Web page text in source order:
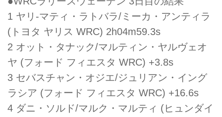
1 ヤリ-マティ・ラトバラ/ミーカ・アンティラ
(トヨタ ヤリス WRC) 2h04m59.3s
2 オット・タナック/マルティン・ヤルヴェオ
ヤ (フォード フィエスタ WRC) +3.8s
3 セバスチャン・オジエ/ジュリアン・イング
ラシア (フォード フィエスタ WRC) +16.6s
4 ダニ・ソルド/マルク・マルティ (ヒュンダイ